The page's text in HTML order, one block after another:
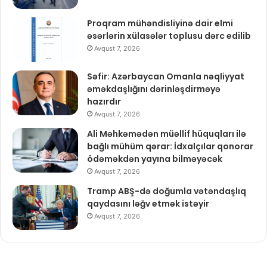
Proqram mühəndisliyinə dair elmi
əsərlərin xülasələr toplusu dərc edilib
Avqust 7, 2026
Səfir: Azərbaycan Omanla nəqliyyat
əməkdaşlığını dərinləşdirməyə
hazırdır
Avqust 7, 2026
Ali Məhkəmədən müəllif hüquqları ilə
bağlı mühüm qərar: İdxalçılar qonorar
ödəməkdən yayına bilməyəcək
Avqust 7, 2026
Tramp ABŞ-də doğumla vətəndaşlıq
qaydasını ləğv etmək istəyir
Avqust 7, 2026